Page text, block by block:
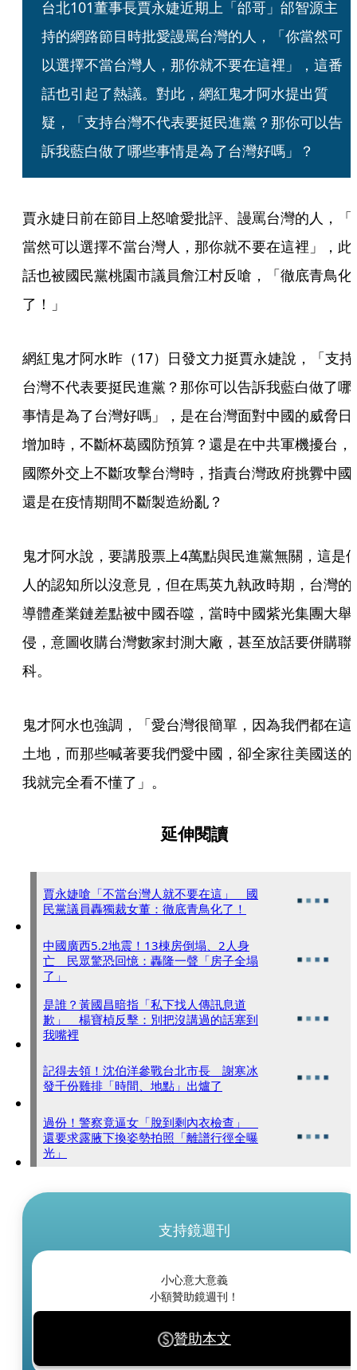
台北101董事長賈永婕近期上「邰哥」邰智源主
持的網路節目時批愛謾罵台灣的人，「你當然可
以選擇不當台灣人，那你就不要在這裡」，這番
話也引起了熱議。對此，網紅鬼才阿水提出質
疑，「支持台灣不代表要挺民進黨？那你可以告
訴我藍白做了哪些事情是為了台灣好嗎」？
賈永婕日前在節目上怒嗆愛批評、謾罵台灣的人，「
當然可以選擇不當台灣人，那你就不要在這裡」，此
話也被國民黨桃園市議員詹江村反嗆，「徹底青鳥化
了！」
網紅鬼才阿水昨（17）日發文力挺賈永婕說，「支持
台灣不代表要挺民進黨？那你可以告訴我藍白做了哪
事情是為了台灣好嗎」，是在台灣面對中國的威脅日
增加時，不斷杯葛國防預算？還是在中共軍機擾台，
國際外交上不斷攻擊台灣時，指責台灣政府挑釁中國
還是在疫情期間不斷製造紛亂？
鬼才阿水說，要講股票上4萬點與民進黨無關，這是
人的認知所以沒意見，但在馬英九執政時期，台灣的
導體產業鏈差點被中國吞噬，當時中國紫光集團大舉
侵，意圖收購台灣數家封測大廠，甚至放話要併購聯
科。
鬼才阿水也強調，「愛台灣很簡單，因為我們都在這
土地，而那些喊著要我們愛中國，卻全家往美國送的
我就完全看不懂了」。
延伸閱讀
賈永婕嗆「不當台灣人就不要在這」 國
民黨議員轟獨裁女董：徹底青鳥化了！
中國廣西5.2地震！13棟房倒塌、2人身
亡 民眾驚恐回憶：轟隆一聲「房子全塌
了」
是誰？黃國昌暗指「私下找人傳訊息道
歉」 楊寶楨反擊：別把沒講過的話塞到
我嘴裡
記得去領！沈伯洋參戰台北市長 謝寒冰
發千份雞排「時間、地點」出爐了
過份！警察竟逼女「脫到剩內衣檢查」
還要求露腋下換姿勢拍照「離譜行徑全曝
光」
支持鏡週刊
小心意大意義
小額贊助鏡週刊！
贊助本文